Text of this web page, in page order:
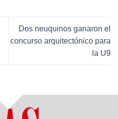
Dos neuquinos ganaron el
concurso arquitectónico para
la U9